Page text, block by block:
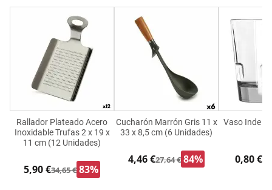
Rallador Plateado Acero
Inoxidable Trufas 2 x 19 x
11 cm (12 Unidades)
5,90 €34,65 € 83%
Cucharón Marrón Gris 11 x
33 x 8,5 cm (6 Unidades)
4,46 €27,64 € 84%
Vaso Inde
0,80 €